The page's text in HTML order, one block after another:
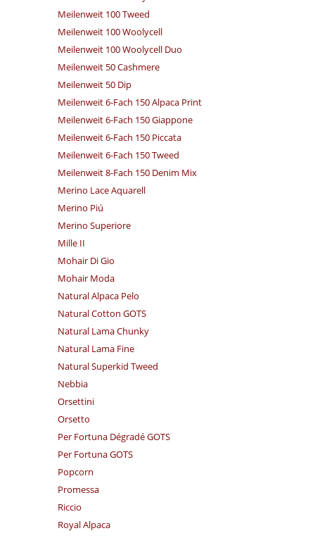
Meilenweit 100 Tweed
Meilenweit 100 Woolycell
Meilenweit 100 Woolycell Duo
Meilenweit 50 Cashmere
Meilenweit 50 Dip
Meilenweit 6-Fach 150 Alpaca Print
Meilenweit 6-Fach 150 Giappone
Meilenweit 6-Fach 150 Piccata
Meilenweit 6-Fach 150 Tweed
Meilenweit 8-Fach 150 Denim Mix
Merino Lace Aquarell
Merino Piú
Merino Superiore
Mille II
Mohair Di Gio
Mohair Moda
Natural Alpaca Pelo
Natural Cotton GOTS
Natural Lama Chunky
Natural Lama Fine
Natural Superkid Tweed
Nebbia
Orsettini
Orsetto
Per Fortuna Dégradé GOTS
Per Fortuna GOTS
Popcorn
Promessa
Riccio
Royal Alpaca